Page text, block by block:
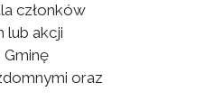
członków
lub akcji
oraz